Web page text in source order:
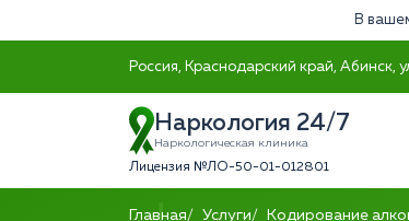
В
Россия, Краснодарский край, Абинск,
Наркология 24/7
Наркологическая клиника
Лицензия №ЛО-50-01-012801
Главная Услуги Кодирование